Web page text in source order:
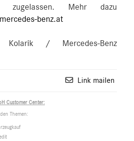
zugelassen. Mehr dazu
benz.at
Kolarik / Mercedes-Benz
Link mailen
Customer Center:
Themen: